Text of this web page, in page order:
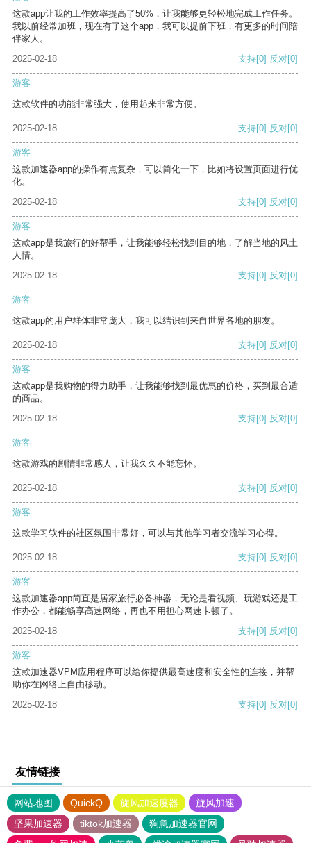
这款app让我的工作效率提高了50%，让我能够更轻松地完成工作任务。
我以前经常加班，现在有了这个app，我可以提前下班，有更多的时间陪
伴家人。
2025-02-18
支持[0] 反对[0]
游客
这款软件的功能非常强大，使用起来非常方便。
2025-02-18 支持[0] 反对[0]
游客
这款加速器app的操作有点复杂，可以简化一下，比如将设置页面进行优
化。
2025-02-18
支持[0] 反对[0]
游客
这款app是我旅行的好帮手，让我能够轻松找到目的地，了解当地的风土
人情。
2025-02-18
支持[0] 反对[0]
游客
这款app的用户群体非常庞大，我可以结识到来自世界各地的朋友。
2025-02-18 支持[0] 反对[0]
游客
这款app是我购物的得力助手，让我能够找到最优惠的价格，买到最合适
的商品。
2025-02-18
支持[0] 反对[0]
游客
这款游戏的剧情非常感人，让我久久不能忘怀。
2025-02-18 支持[0] 反对[0]
游客
这款学习软件的社区氛围非常好，可以与其他学习者交流学习心得。
2025-02-18 支持[0] 反对[0]
游客
这款加速器app简直是居家旅行必备神器，无论是看视频、玩游戏还是工
作办公，都能畅享高速网络，再也不用担心网速卡顿了。
2025-02-18
支持[0] 反对[0]
游客
这款加速器VPM应用程序可以给你提供最高速度和安全性的连接，并帮
助你在网络上自由移动。
2025-02-18
支持[0] 反对[0]
友情链接
网站地图 QuickQ 旋风加速度器
旋风加速
坚果加速器
tiktok加速器
狗急加速器官网